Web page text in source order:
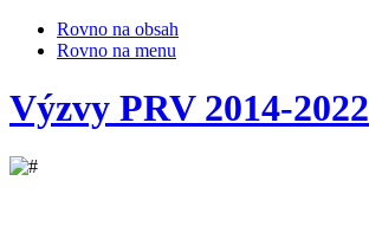
Rovno na obsah
Rovno na menu
Výzvy PRV 2014-2022